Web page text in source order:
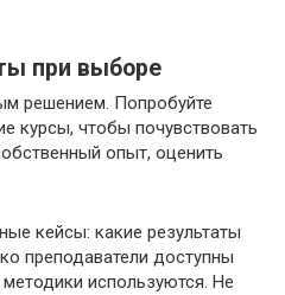
при выборе
решением. Попробуйте
курсы, чтобы почувствовать
опыт, оценить
кейсы: какие результаты
преподаватели доступны
используются. Не